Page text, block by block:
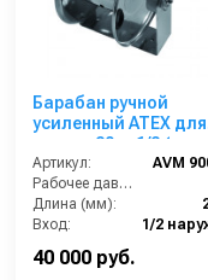
Барабан ручной
усиленный ATEX для
1/2ш.1/2ш. 200 бар
Артикул:
AVM
Рабочее давление (бар):
Длина (мм):
Вход:
40 000 руб.